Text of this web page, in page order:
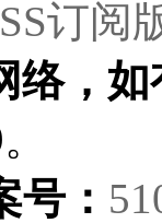
订阅
络，
号：